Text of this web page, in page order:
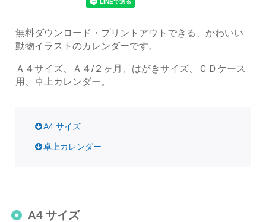
無料ダウンロード・プリントアウトできる、かわいい
動物イラストのカレンダーです。
Ａ４サイズ、Ａ４/２ヶ月、はがきサイズ、ＣＤケース
用、卓上カレンダー。
A4 サイズ
卓上カレンダー
A4 サイズ